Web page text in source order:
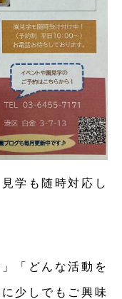
学も随時対応し
「どんな活動を
少しでもご興味